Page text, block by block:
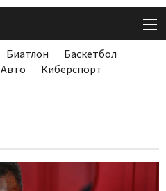
Биатлон
Баскетбол
Авто
Киберспорт